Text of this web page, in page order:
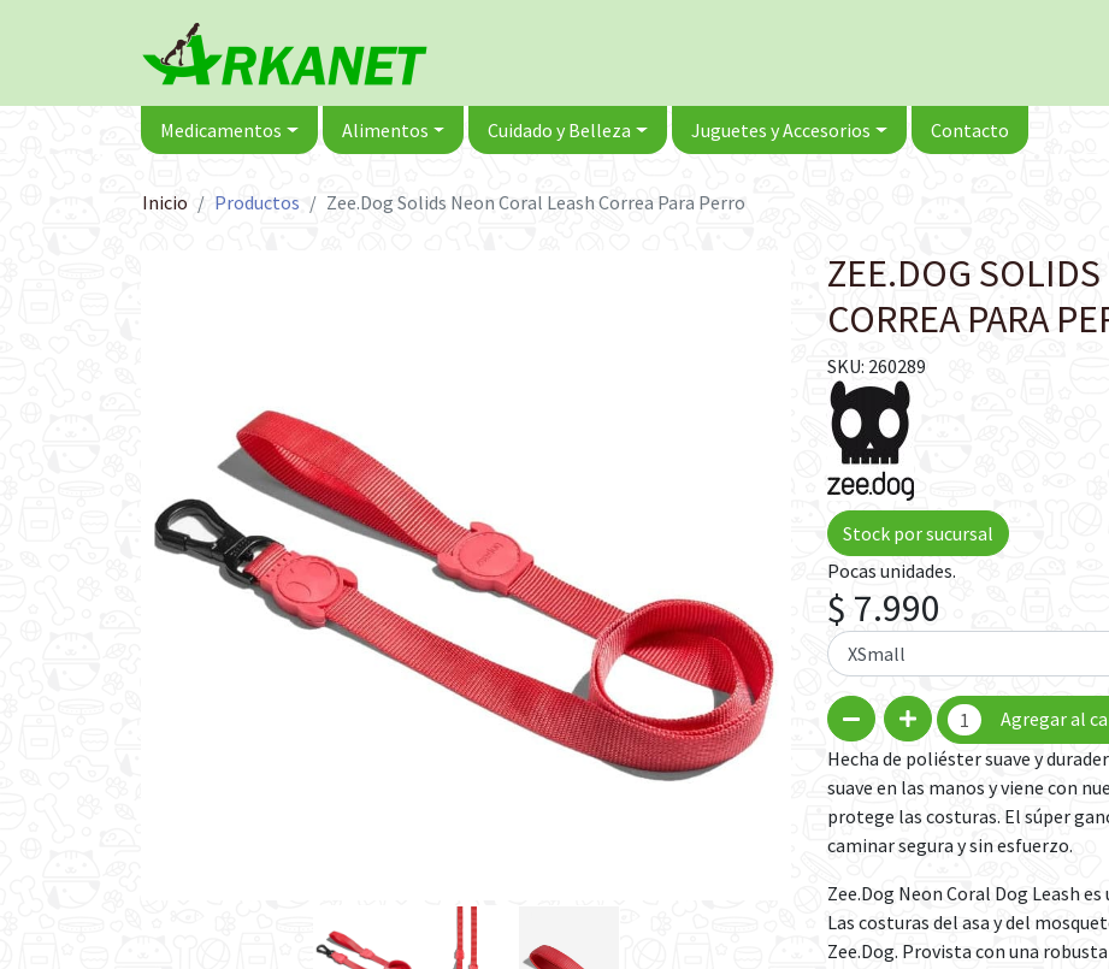
Medicamentos Alimentos Cuidado y Belleza Juguetes y Accesorios Contacto
Inicio Productos Zee.Dog Solids Neon Coral Leash Correa Para Perro
ZEE.DOG
CORREA PARA
SKU: 260289
Stock por sucursal
Pocas unidades.
$ 7.990
Agregar al
Hecha de poliéster suave y
suave en las manos y viene con
protege las costuras. El súper
caminar segura y sin esfuerzo.
Zee.Dog Neon Coral Dog Leash
Las costuras del asa y del
Zee.Dog. Provista con una